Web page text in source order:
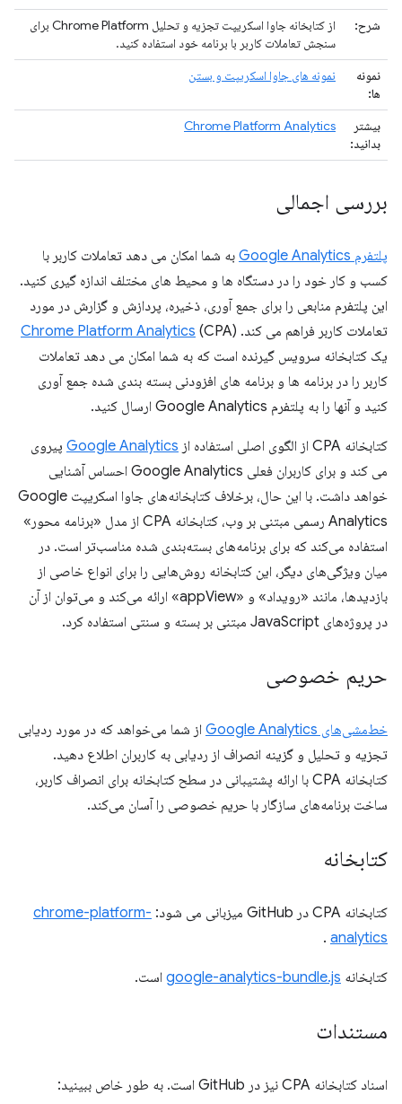
شرح:
از کتابخانه جاوا اسکریپت تجزیه و تحلیل Chrome Platform برای
سنجش تعاملات کاربر با برنامه خود استفاده کنید.
نمونه
ها:
نمونه های جاوا اسکریپت و بستن
بیشتر
بدانید:
Chrome Platform Analytics
بررسی اجمالی
پلتفرم Google Analytics
به شما امکان می دهد تعاملات کاربر با
کسب و کار خود را در دستگاه ها و محیط های مختلف اندازه گیری کنید.
این پلتفرم منابعی را برای جمع آوری، ذخیره، پردازش و گزارش در مورد
تعاملات کاربر فراهم می کند.
Chrome Platform Analytics (CPA)
یک کتابخانه سرویس گیرنده است که به شما امکان می دهد تعاملات
کاربر را در برنامه ها و برنامه های افزودنی بسته بندی شده جمع آوری
کنید و آنها را به پلتفرم Google Analytics ارسال کنید.
کتابخانه CPA از الگوی اصلی استفاده از Google Analytics پیروی
می کند و برای کاربران فعلی Google Analytics احساس آشنایی
خواهد داشت. با این حال، برخلاف کتابخانه‌های جاوا اسکریپت Google
Analytics رسمی مبتنی بر وب، کتابخانه CPA از مدل «برنامه محور»
استفاده می‌کند که برای برنامه‌های بسته‌بندی شده مناسب‌تر است. در
میان ویژگی‌های دیگر، این کتابخانه روش‌هایی را برای انواع خاصی از
بازدیدها، مانند «رویداد» و «appView» ارائه می‌کند و می‌توان از آن
در پروژه‌های JavaScript مبتنی بر بسته و سنتی استفاده کرد.
حریم خصوصی
خط‌مشی‌های Google Analytics
از شما می‌خواهد که در مورد ردیابی
تجزیه و تحلیل و گزینه انصراف از ردیابی به کاربران اطلاع دهید.
کتابخانه CPA با ارائه پشتیبانی در سطح کتابخانه برای انصراف کاربر،
ساخت برنامه‌های سازگار با حریم خصوصی را آسان می‌کند.
کتابخانه
کتابخانه CPA در GitHub میزبانی می شود:
chrome-platform-
analytics
.
کتابخانه google-analytics-bundle.js است.
مستندات
اسناد کتابخانه CPA نیز در GitHub است. به طور خاص ببینید: